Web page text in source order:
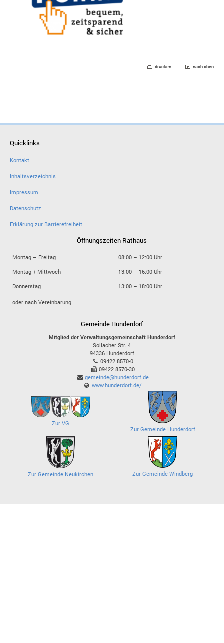
drucken nach oben
Quicklinks
Kontakt
Inhaltsverzeichnis
Impressum
Datenschutz
Erklärung zur Barrierefreiheit
Öffnungszeiten Rathaus
Montag – Freitag
08:00 – 12:00 Uhr
Montag + Mittwoch
13:00 – 16:00 Uhr
Donnerstag
13:00 – 18:00 Uhr
oder nach Vereinbarung
Gemeinde Hunderdorf
Mitglied der Verwaltungsgemeinschaft Hunderdorf
Sollacher Str. 4
94336 Hunderdorf
09422 8570-0
09422 8570-30
gemeinde@hunderdorf.de
www.hunderdorf.de/
Zur VG
Zur Gemeinde Hunderdorf
Zur Gemeinde Neukirchen Zur Gemeinde Windberg